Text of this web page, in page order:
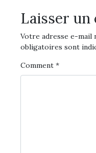
Laisser un
Votre adresse e-mail
obligatoires sont
Comment *